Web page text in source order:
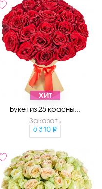
ХИТ
Букет из 25 красны...
Заказать
6 310